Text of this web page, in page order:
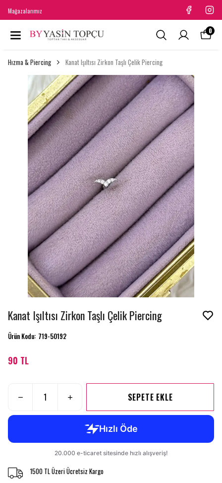
Mağazalarımız
0
Hızma & Piercing Kanat Işıltısı Zirkon Taşlı Çelik Piercing
Kanat Işıltısı Zirkon Taşlı Çelik Piercing
Ürün Kodu: 719-50192
90 TL
SEPETE EKLE
1500 TL Üzeri Ücretsiz Kargo